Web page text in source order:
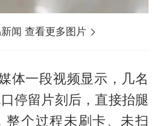
闻 查看更多图片
体一段视频显示，几名
停留片刻后，直接抬腿
整个过程未刷卡、未扫